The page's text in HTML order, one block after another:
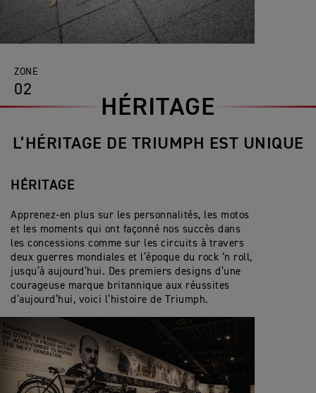
ZONE
02
HÉRITAGE
L’HÉRITAGE DE TRIUMPH EST UNIQUE
HÉRITAGE
Apprenez-en plus sur les personnalités, les motos
et les moments qui ont façonné nos succès dans
les concessions comme sur les circuits à travers
deux guerres mondiales et l’époque du rock ‘n roll,
jusqu’à aujourd’hui. Des premiers designs d’une
courageuse marque britannique aux réussites
d’aujourd’hui, voici l’histoire de Triumph.